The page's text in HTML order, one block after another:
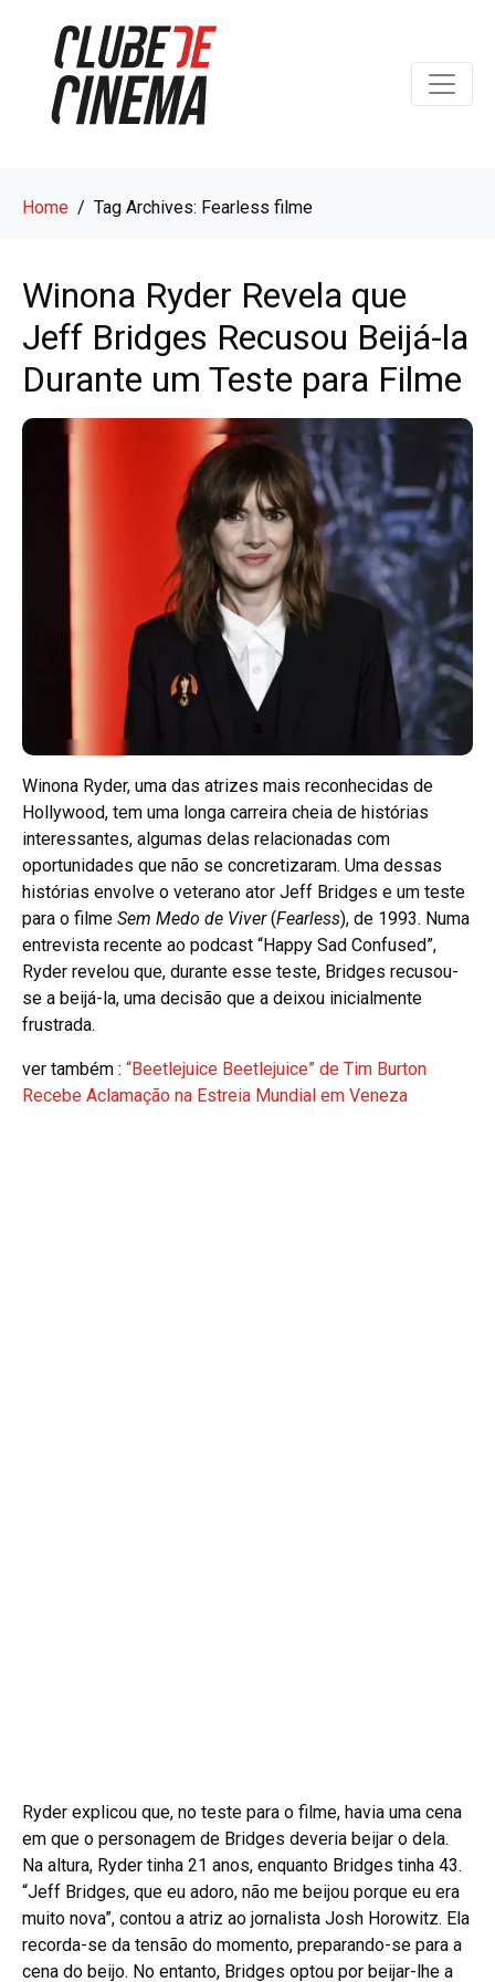
Home Tag Archives: Fearless filme
Winona Ryder Revela que
Jeff Bridges Recusou Beijá-la
Durante um Teste para Filme
Winona Ryder, uma das atrizes mais reconhecidas de
Hollywood, tem uma longa carreira cheia de histórias
interessantes, algumas delas relacionadas com
oportunidades que não se concretizaram. Uma dessas
histórias envolve o veterano ator Jeff Bridges e um teste
para o filme Sem Medo de Viver(Fearless), de 1993. Numa
entrevista recente ao podcast “Happy Sad Confused”,
Ryder revelou que, durante esse teste, Bridges recusou-
se a beijá-la, uma decisão que a deixou inicialmente
frustrada.
ver também : “Beetlejuice Beetlejuice” de Tim Burton
Recebe Aclamação na Estreia Mundial em Veneza
Ryder explicou que, no teste para o filme, havia uma cena
em que o personagem de Bridges deveria beijar o dela.
Na altura, Ryder tinha 21 anos, enquanto Bridges tinha 43.
“Jeff Bridges, que eu adoro, não me beijou porque eu era
muito nova”, contou a atriz ao jornalista Josh Horowitz. Ela
recorda-se da tensão do momento, preparando-se para a
cena do beijo. No entanto, Bridges optou por beijar-lhe a